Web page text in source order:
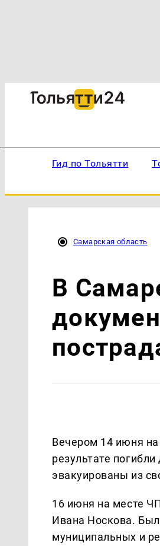
Гид по Тольятти
Самарская область
В
Вечером 14 июня
результате
эвакуированы из
16 июня на месте
Ивана Носкова.
муниципальных и